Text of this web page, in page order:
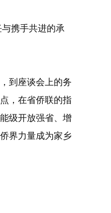
携手共进的承
到座谈会上的务
，在省侨联的指
级开放强省、增
界力量成为家乡